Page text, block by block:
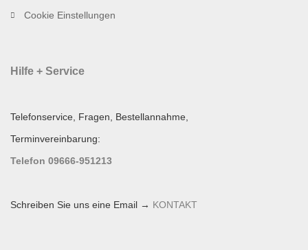
Cookie Einstellungen
Hilfe + Service
Telefonservice, Fragen, Bestellannahme,
Terminvereinbarung:
Telefon 09666-951213
Schreiben Sie uns eine Email → KONTAKT